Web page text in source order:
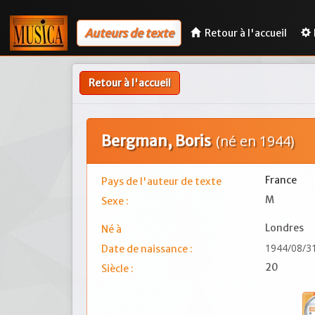
Auteurs de texte Retour à l'accueil
Retour à l'accueil
Bergman, Boris (né en 1944)
Pays de l'auteur de texte
France
Sexe :
M
Né à
Londres
Date de naissance :
1944/08/31
Siècle : 20